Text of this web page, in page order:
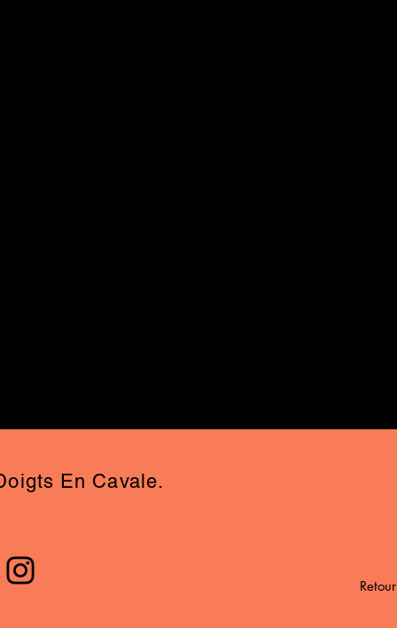
En Cavale.